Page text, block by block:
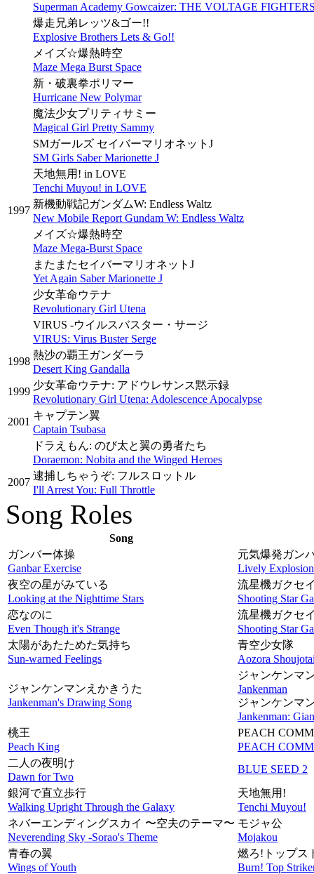
Superman Academy Gowcaizer: THE VOLTAGE
爆走兄弟レッツ&ゴー!!
Explosive Brothers Lets & Go!!
メイズ☆爆熱時空
Maze Mega Burst Space
新・破裏拳ポリマー
Hurricane New Polymar
魔法少女プリティサミー
Magical Girl Pretty Sammy
SMガールズ セイバーマリオネットJ
SM Girls Saber Marionette J
天地無用! in LOVE
Tenchi Muyou! in LOVE
1997
新機動戦記ガンダムW: Endless Waltz
New Mobile Report Gundam W: Endless Waltz
メイズ☆爆熱時空
Maze Mega-Burst Space
またまたセイバーマリオネットJ
Yet Again Saber Marionette J
少女革命ウテナ
Revolutionary Girl Utena
VIRUS -ウイルスバスター・サージ
VIRUS: Virus Buster Serge
1998
熱沙の覇王ガンダーラ
Desert King Gandalla
1999
少女革命ウテナ: アドウレサンス黙示録
Revolutionary Girl Utena: Adolescence Apocalypse
2001
キャプテン翼
Captain Tsubasa
ドラえもん: のび太と翼の勇者たち
Doraemon: Nobita and the Winged Heroes
2007
逮捕しちゃうぞ: フルスロットル
I'll Arrest You: Full Throttle
Song Roles
Song
ガンバー体操
Ganbar Exercise
元気爆発ガン
Lively
夜空の星がみている
Looking at the Nighttime Stars
流星機ガクセ
Shooting Star
恋なのに
Even Though it's Strange
流星機ガクセ
Shooting Star
太陽があたためた気持ち
Sun-warned Feelings
青空少女隊
Aozora
ジャンケンマンえかきうた
Jankenman's Drawing Song
ジャンケンマ
Jankenman
ジャンケンマ
Jankenman:
桃王
Peach King
PEACH
PEACH
二人の夜明け
Dawn for Two
BLUE SEED 2
銀河で直立歩行
Walking Upright Through the Galaxy
天地無用!
Tenchi Muyou!
ネバーエンディングスカイ 〜空夫のテーマ〜
Neverending Sky -Sorao's Theme
モジャ公
Mojakou
青春の翼
Wings of Youth
燃ろ!トップス
Burn! Top